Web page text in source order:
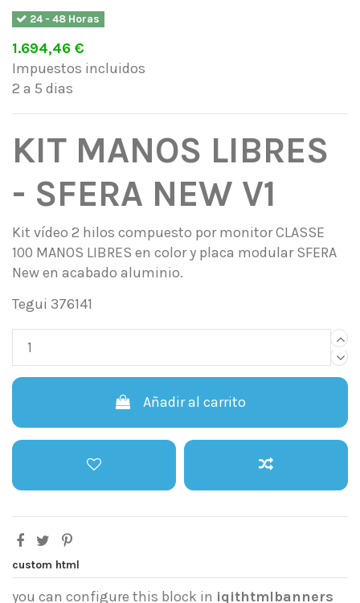
24 - 48 Horas
1.694,46 €
Impuestos incluidos
2 a 5 dias
KIT MANOS LIBRES
- SFERA NEW V1
Kit vídeo 2 hilos compuesto por monitor CLASSE
100 MANOS LIBRES en color y placa modular SFERA
New en acabado aluminio.
Tegui 376141
Añadir al carrito
custom html
you can configure this block in iqithtmlbanners